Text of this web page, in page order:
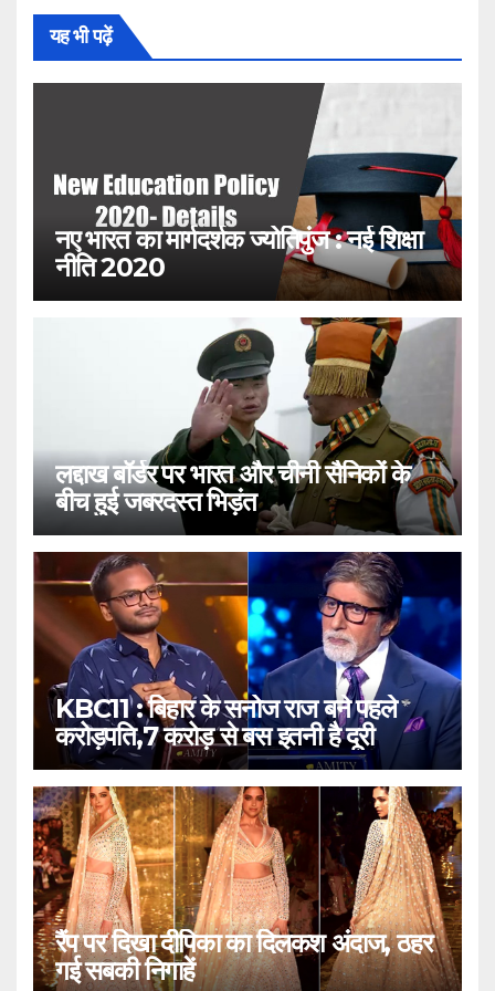
यह भी पढ़ें
नए भारत का मार्गदर्शक ज्योतिपुंज : नई शिक्षा
नीति 2020
लद्दाख बॉर्डर पर भारत और चीनी सैनिकों के
बीच हुई जबरदस्त भिड़ंत
KBC11 : बिहार के सनोज राज बने पहले
करोड़पति,7 करोड़ से बस इतनी है दूरी
रैंप पर दिखा दीपिका का दिलकश अंदाज, ठहर
गई सबकी निगाहें